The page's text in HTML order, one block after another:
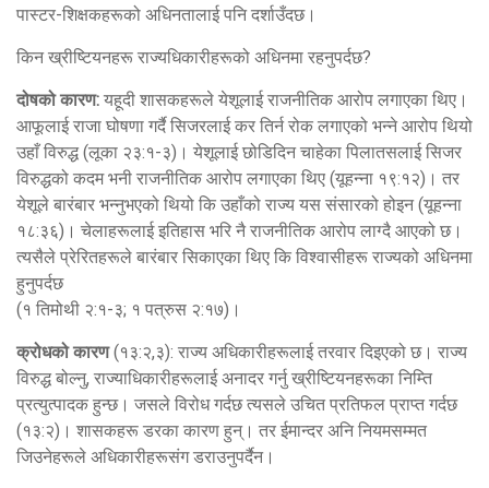
पास्टर-शिक्षकहरूको अधिनतालाई पनि दर्शाउँदछ।
किन ख्रीष्टियनहरू राज्यधिकारीहरूको अधिनमा रहनुपर्दछ?
दोषको कारण: यहूदी शासकहरूले येशूलाई राजनीतिक आरोप लगाएका थिए।
आफूलाई राजा घोषणा गर्दै सिजरलाई कर तिर्न रोक लगाएको भन्ने आरोप थियो
उहाँ विरुद्ध (लूका २३:१-३)। येशूलाई छोडिदिन चाहेका पिलातसलाई सिजर
विरुद्धको कदम भनी राजनीतिक आरोप लगाएका थिए (यूहन्ना १९:१२)। तर
येशूले बारंबार भन्नुभएको थियो कि उहाँको राज्य यस संसारको होइन (यूहन्ना
१८:३६)। चेलाहरूलाई इतिहास भरि नै राजनीतिक आरोप लाग्दै आएको छ।
त्यसैले प्रेरितहरूले बारंबार सिकाएका थिए कि विश्वासीहरू राज्यको अधिनमा
हुनुपर्दछ
(१ तिमोथी २:१-३; १ पत्रुस २:१७)।
क्रोधको कारण(१३:२,३): राज्य अधिकारीहरूलाई तरवार दिइएको छ। राज्य
विरुद्ध बोल्नु, राज्याधिकारीहरूलाई अनादर गर्नु ख्रीष्टियनहरूका निम्ति
प्रत्युत्पादक हुन्छ। जसले विरोध गर्दछ त्यसले उचित प्रतिफल प्राप्त गर्दछ
(१३:२)। शासकहरू डरका कारण हुन्। तर ईमान्दर अनि नियमसम्मत
जिउनेहरूले अधिकारीहरूसंग डराउनुपर्दैन।